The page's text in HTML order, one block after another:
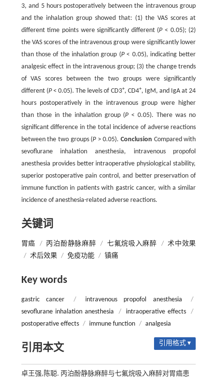
3, and 5 hours postoperatively between the intravenous group
and the inhalation group showed that: (1) the VAS scores at
different time points were significantly different (P< 0.05); (2)
the VAS scores of the intravenous group were significantly lower
than those of the inhalation group (P< 0.05), indicating better
analgesic effect in the intravenous group; (3) the change trends
of VAS scores between the two groups were significantly
different (P< 0.05). The levels of CD3+, CD4+, IgM, and IgA at 24
hours postoperatively in the intravenous group were higher
than those in the inhalation group (P< 0.05). There was no
significant difference in the total incidence of adverse reactions
between the two groups (P> 0.05).Conclusion Compared with
sevoflurane inhalation anesthesia, intravenous propofol
anesthesia provides better intraoperative physiological stability,
superior postoperative pain control, and better preservation of
immune function in patients with gastric cancer, with a similar
incidence of anesthesia-related adverse reactions.
关键词
胃癌 / 丙泊酚静脉麻醉 / 七氟烷吸入麻醉 / 术中效果
/ 术后效果 / 免疫功能 / 镇痛
Key words
gastric cancer / intravenous propofol anesthesia
/
sevoflurane inhalation anesthesia
/ intraoperative effects
/
postoperative effects / immune function / analgesia
引用本文 引用格式 ▾
卓王强,陈聪. 丙泊酚静脉麻醉与七氟烷吸入麻醉对胃癌患